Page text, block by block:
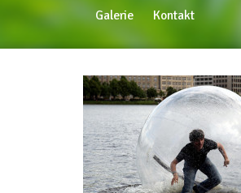
Galerie
Kontakt